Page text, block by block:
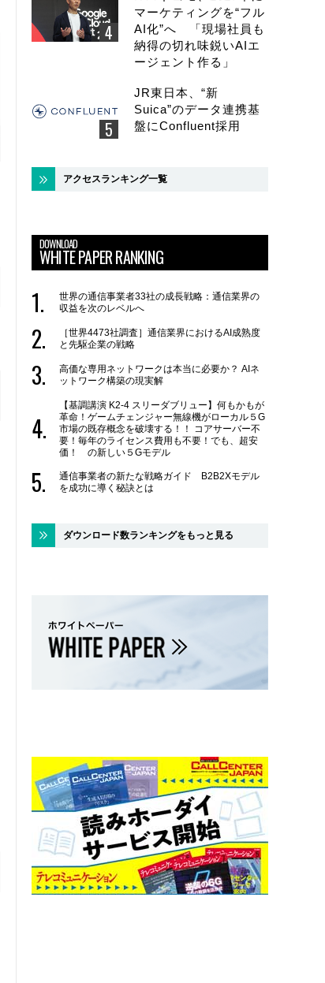
マーケティングを“フル
AI化”へ 「現場社員も
納得の切れ味鋭いAIエ
ージェント作る」
JR東日本、“新
Suica”のデータ連携基
盤にConfluent採用
アクセスランキング一覧
DOWNLOAD
WHITE PAPER RANKING
世界の通信事業者33社の成長戦略：通信業界の
収益を次のレベルへ
［世界4473社調査］通信業界におけるAI成熟度
と先駆企業の戦略
高価な専用ネットワークは本当に必要か？ AIネ
ットワーク構築の現実解
【基調講演 K2-4 スリーダブリュー】何もかもが
革命！ゲームチェンジャー無線機がローカル５G
市場の既存概念を破壊する！！ コアサーバー不
要！毎年のライセンス費用も不要！でも、超安
価！ の新しい５Gモデル
通信事業者の新たな戦略ガイド B2B2Xモデル
を成功に導く秘訣とは
ダウンロード数ランキングをもっと見る